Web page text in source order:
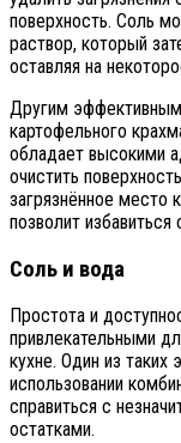
поверхность. Соль
раствор, который
оставляя на
Другим эффективным
картофельного
обладает высокими
очистить
загрязнённое место
позволит избавиться
Соль и вода
Простота и
привлекательными
кухне. Один из таких
использовании
справиться с
остатками.